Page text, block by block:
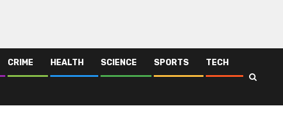
CRIME HEALTH SCIENCE SPORTS TECH